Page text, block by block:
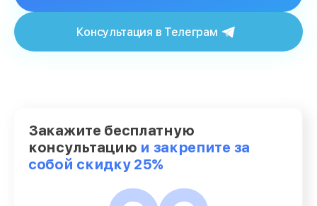
Консультация в Телеграм
Закажите бесплатную
консультацию и закрепите за
собой скидку 25%